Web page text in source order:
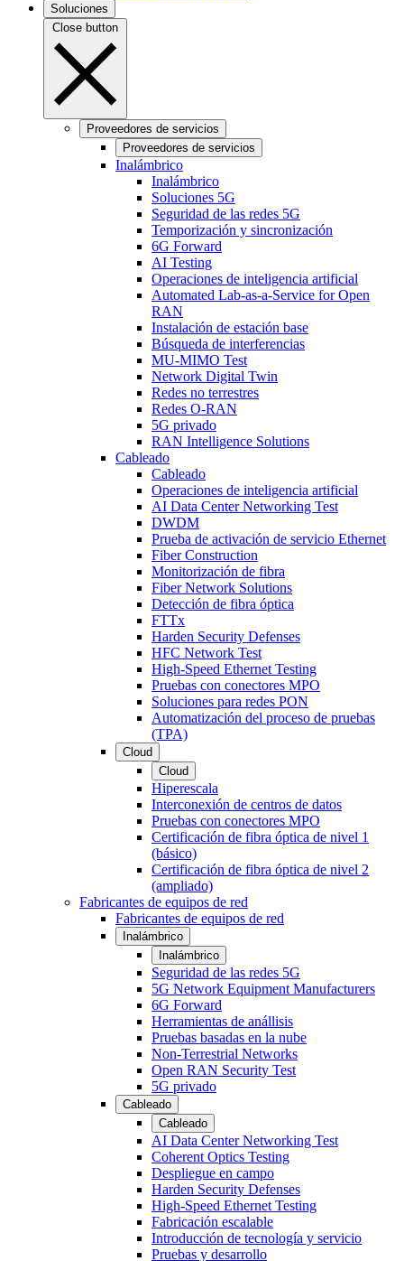
Soluciones
Close button
Proveedores de servicios
Proveedores de servicios
Inalámbrico
Inalámbrico
Soluciones 5G
Seguridad de las redes 5G
Temporización y sincronización
6G Forward
AI Testing
Operaciones de inteligencia artificial
Automated Lab-as-a-Service for Open
RAN
Instalación de estación base
Búsqueda de interferencias
MU-MIMO Test
Network Digital Twin
Redes no terrestres
Redes O-RAN
5G privado
RAN Intelligence Solutions
Cableado
Cableado
Operaciones de inteligencia artificial
AI Data Center Networking Test
DWDM
Prueba de activación de servicio Ethernet
Fiber Construction
Monitorización de fibra
Fiber Network Solutions
Detección de fibra óptica
FTTx
Harden Security Defenses
HFC Network Test
High-Speed Ethernet Testing
Pruebas con conectores MPO
Soluciones para redes PON
Automatización del proceso de pruebas
(TPA)
Cloud
Cloud
Hiperescala
Interconexión de centros de datos
Pruebas con conectores MPO
Certificación de fibra óptica de nivel 1
(básico)
Certificación de fibra óptica de nivel 2
(ampliado)
Fabricantes de equipos de red
Fabricantes de equipos de red
Inalámbrico
Inalámbrico
Seguridad de las redes 5G
5G Network Equipment Manufacturers
6G Forward
Herramientas de anállisis
Pruebas basadas en la nube
Non-Terrestrial Networks
Open RAN Security Test
5G privado
Cableado
Cableado
AI Data Center Networking Test
Coherent Optics Testing
Despliegue en campo
Harden Security Defenses
High-Speed Ethernet Testing
Fabricación escalable
Introducción de tecnología y servicio
Pruebas y desarrollo